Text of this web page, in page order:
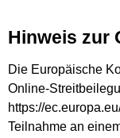
Hinweis zur
Die Europäische
Online-
https://
Teilnahme an